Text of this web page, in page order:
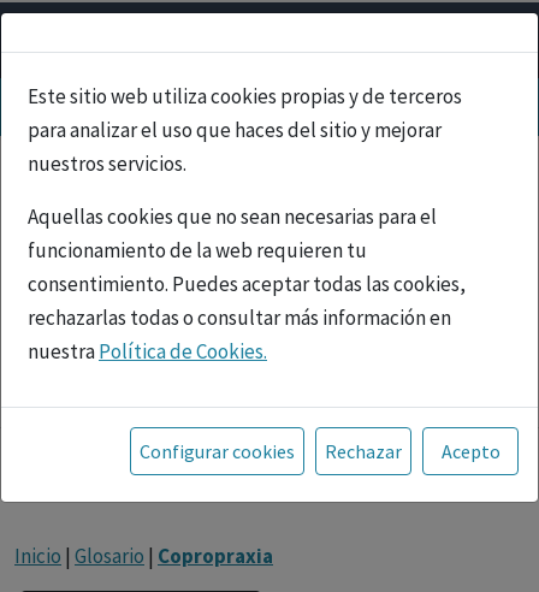
Este sitio web utiliza cookies propias y de terceros
para analizar el uso que haces del sitio y mejorar
nuestros servicios.
Aquellas cookies que no sean necesarias para el
funcionamiento de la web requieren tu
consentimiento. Puedes aceptar todas las cookies,
rechazarlas todas o consultar más información en
nuestraPolítica de Cookies.
Toda la información incluida en la Página Web está
referida a productos del mercado español y, por
tanto, dirigida a profesionales sanitarios legalmente
facultados para prescribir o dispensar medicamentos
fármacos se facilita a título meramente informativo,
Configurar cookies Rechazar Acepto
Inicio | Glosario | Copropraxia